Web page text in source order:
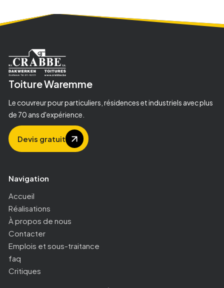
ToitureWaremme
Le couvreur pour particuliers, résidences et industriels avec plus
de 70 ans d'expérience.
Devis gratuit
Navigation
Accueil
Réalisations
À propos de nous
Contacter
Emplois et sous-traitance
faq
Critiques